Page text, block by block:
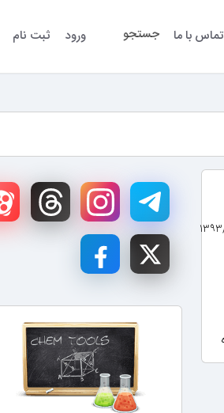
تماس با ما جستجو ورود ثبت نام